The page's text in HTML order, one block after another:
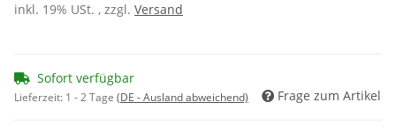
inkl. 19% USt. , zzgl. Versand
Sofort verfügbar
Lieferzeit: 1 - 2 Tage (DE - Ausland abweichend) Frage zum Artikel